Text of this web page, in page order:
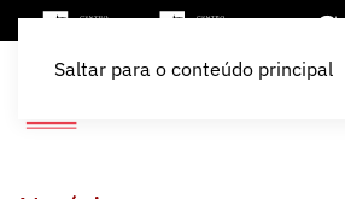
Saltar para o conteúdo principal